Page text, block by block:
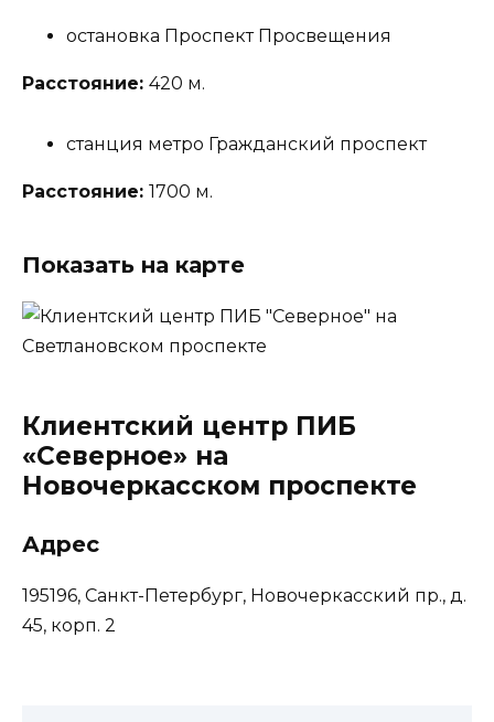
остановка Проспект Просвещения
Расстояние: 420 м.
станция метро Гражданский проспект
Расстояние: 1700 м.
Показать на карте
Клиентский центр ПИБ
«Северное» на
Новочеркасском проспекте
Адрес
195196, Санкт-Петербург, Новочеркасский пр., д.
45, корп. 2